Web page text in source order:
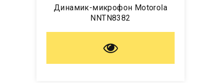
Динамик-микрофон Motorola
NNTN8382